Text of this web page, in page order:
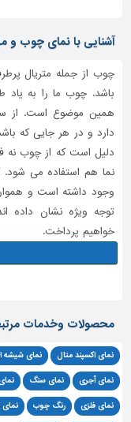
آشنایی با نمای چوب و
چوب از جمله متریال
باشد. چوب ما را به
همین موضوع است. از
دارد و در هر جایی که
دلیل است که از چوب نه
نما هم استفاده می شود.
وجود داشته است و
توجه ویژه نشان داده
خواهیم پرداخت.
محصولات وخدمات
نمای اکسپند متال نمای شیشه
نمای آجری نمای سنگ
نمای فلزی رنگ چوب نمای